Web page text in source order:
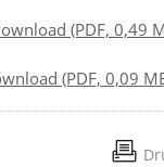
(PDF, 0,49
(PDF, 0,09